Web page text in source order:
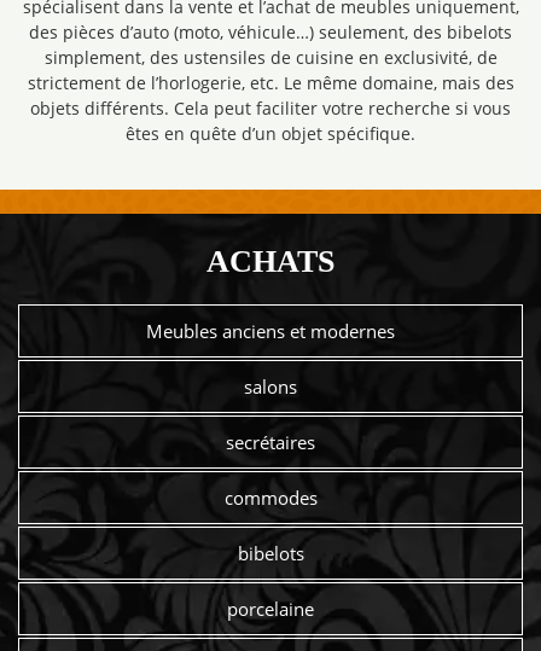
spécialisent dans la vente et l’achat de meubles uniquement,
des pièces d’auto (moto, véhicule…) seulement, des bibelots
simplement, des ustensiles de cuisine en exclusivité, de
strictement de l’horlogerie, etc. Le même domaine, mais des
objets différents. Cela peut faciliter votre recherche si vous
êtes en quête d’un objet spécifique.
ACHATS
Meubles anciens et modernes
salons
secrétaires
commodes
bibelots
porcelaine